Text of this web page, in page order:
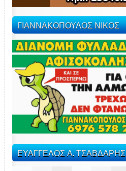
ΓΙΑΝΝΑΚΟΠΟΥΛΟΣ ΝΙΚΟΣ
ΕΥΑΓΓΕΛΟΣ Α. ΤΣΑΒΔΑΡΗΣ